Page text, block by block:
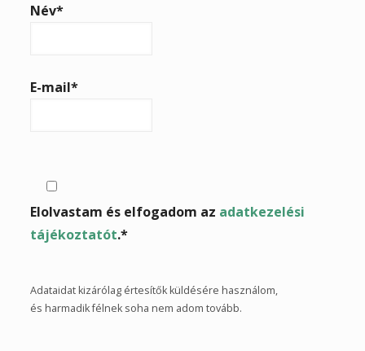
leave
empty.
Név*
E-mail*
Elolvastam és elfogadom az adatkezelési
tájékoztatót.*
Adataidat kizárólag értesítők küldésére használom,
és harmadik félnek soha nem adom tovább.